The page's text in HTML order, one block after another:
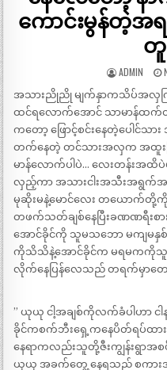
ကောင်းမွန်တဲ့အ
ADMIN
အသားညိုညို မျက်နှာကသိပ်အလှ
ထင်ရလောက်အောင် သာမာန်ထက်ထွ
ကတော့ ဖြောင့်စင်းနေတဲ့ပေါ
တက်နေတဲ့ တင်သားအလှက အထူးခ
မာန်လောက်ပါပဲ… လေးတန်းအထိ
လှည့်ကာ အသားငါးအသီးအရွက်အစုံ
မုဆိုးမနဲ့မောင်လေး တယောက်တို့
တဖက်သတ်ချစ်နေပြီးခဏဏရီးစာ
အောင်ခိုင်ကို သူမသဘော မကျမ
ကိုသိသိနဲ့အောင်ခိုင်က မရမကကိုသူ
လိုက်နေပြန်လေသည် တရက်မှာတေ
” ယုယု ငါ့အချစ်ကိုလက်ခံပါဟာ ငါ
ခိုင်ကစက်ဘီးရှေ့ကနေပိတ်ရပ်ထား
နေရာကလည်းသူတို့ဇီးကျွန်းရွာအ
ယုယု အခက်တွေ့ နေရသည် စကားအ